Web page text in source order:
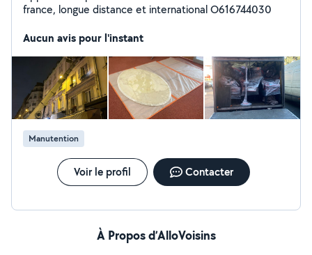
france, longue distance et international O616744030
Aucun avis pour l'instant
Manutention
Voir le profil Contacter
À Propos d’AlloVoisins